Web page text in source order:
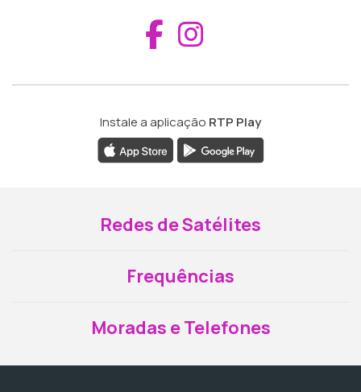
Aceder ao
Instale a aplicação RTP Play
Redes de Satélites
Frequências
Moradas e Telefones